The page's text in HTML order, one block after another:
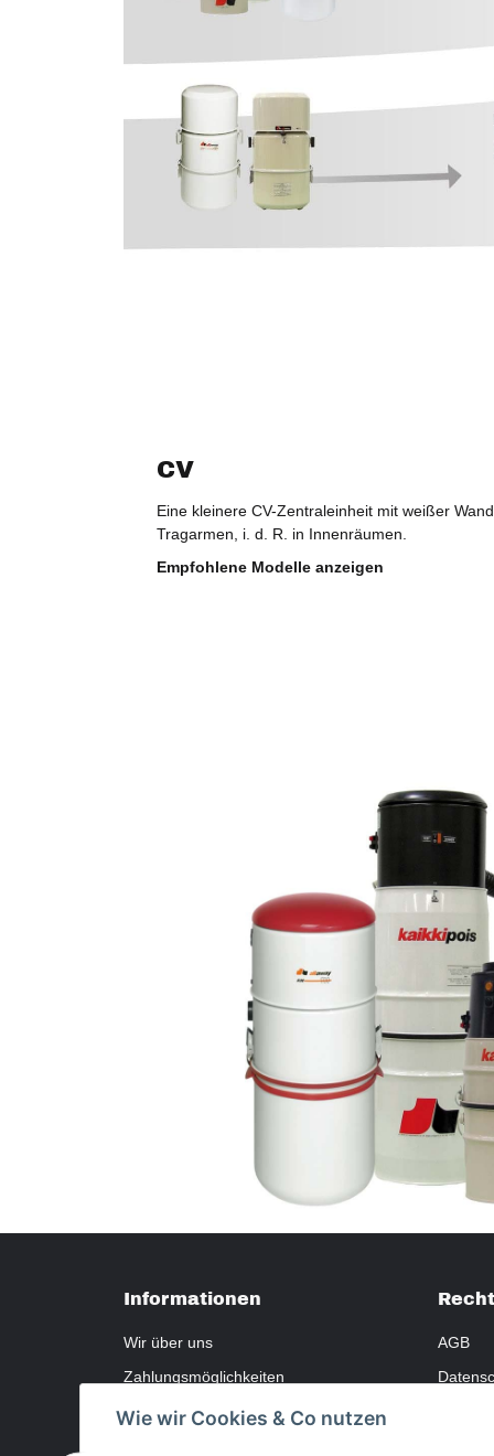
CV
Eine kleinere CV-Zentraleinheit mit weißer
Tragarmen, i. d. R. in Innenräumen.
Empfohlene Modelle anzeigen
Informationen
Wir über uns
Zahlungsmöglichkeiten
Versandinformationen
AGB
Wie wir Cookies & Co nutzen